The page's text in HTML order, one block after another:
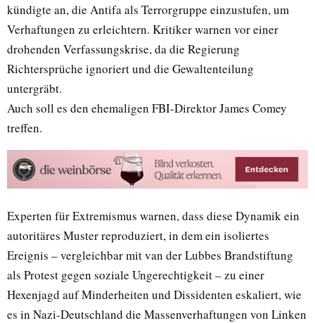
kündigte an, die Antifa als Terrorgruppe einzustufen, um
Verhaftungen zu erleichtern. Kritiker warnen vor einer
drohenden Verfassungskrise, da die Regierung
Richtersprüche ignoriert und die Gewaltenteilung
untergräbt.
Auch soll es den ehemaligen FBI-Direktor James Comey
treffen.
Experten für Extremismus warnen, dass diese Dynamik ein
autoritäres Muster reproduziert, in dem ein isoliertes
Ereignis – vergleichbar mit van der Lubbes Brandstiftung
als Protest gegen soziale Ungerechtigkeit – zu einer
Hexenjagd auf Minderheiten und Dissidenten eskaliert, wie
es in Nazi-Deutschland die Massenverhaftungen von Linken